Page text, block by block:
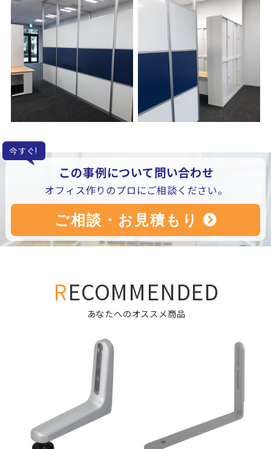
今すぐ!
この事例について問い合わせ
オフィス作りのプロにご相談ください。
RECOMMENDED
あなたへのオススメ商品